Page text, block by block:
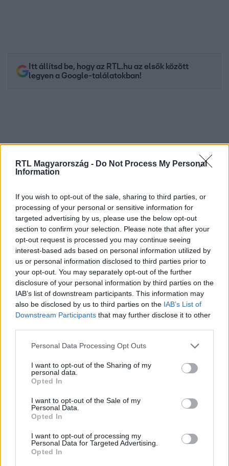
RTL Magyarország - Do Not Process My Personal
Information
If you wish to opt-out of the sale, sharing to third parties, or
processing of your personal or sensitive information for
targeted advertising by us, please use the below opt-out
section to confirm your selection. Please note that after your
opt-out request is processed you may continue seeing
interest-based ads based on personal information utilized by
us or personal information disclosed to third parties prior to
your opt-out. You may separately opt-out of the further
disclosure of your personal information by third parties on the
IAB’s list of downstream participants. This information may
also be disclosed by us to third parties on the IAB’s List of
Downstream Participants that may further disclose it to other
Please note that this website/app uses one or more Google
not limited to your visit or usage behaviour. You may click to
grant or deny consent to Google and its third-party tags to
use your data for below specified purposes in below Google
consent section.
Personal Data Processing Opt Outs
I want to opt-out of the Sharing of my
personal data.
Opted In
I want to opt-out of the Sale of my
Personal Data.
Opted In
I want to opt-out of processing my
Personal Data for Targeted Advertising.
Opted In
Itt állítsd be, hogy az RTL.hu az elsők között
legyen a Google-találatokban!
Kövess minket, és értesülj a friss hírekről a
Facebookon is!
Követem
#REGGELI #RTL # ADÁSRÉSZLETEK #VIDEÓ